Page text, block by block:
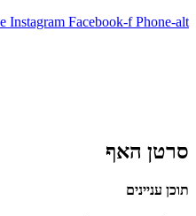
Instagram Facebook-f Phone-alt
סרטן האף
תוכן עניינים